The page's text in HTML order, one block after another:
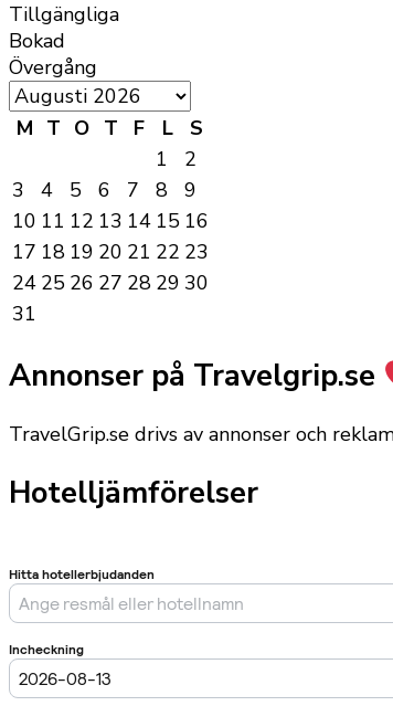
Tillgängliga
Bokad
Övergång
M T O T F L
S
1
2
3
4 5 6 7 8
9
10 11 12 13 14 15 16
17 18 19 20 21 22 23
24 25 26 27 28 29 30
31
Annonser på Travelgrip.se
TravelGrip.se drivs av annonser och
Hotelljämförelser